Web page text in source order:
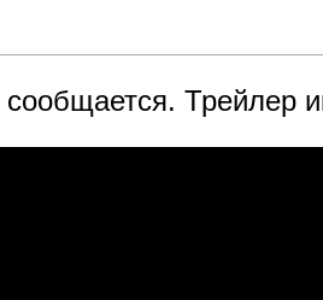
Трейлер